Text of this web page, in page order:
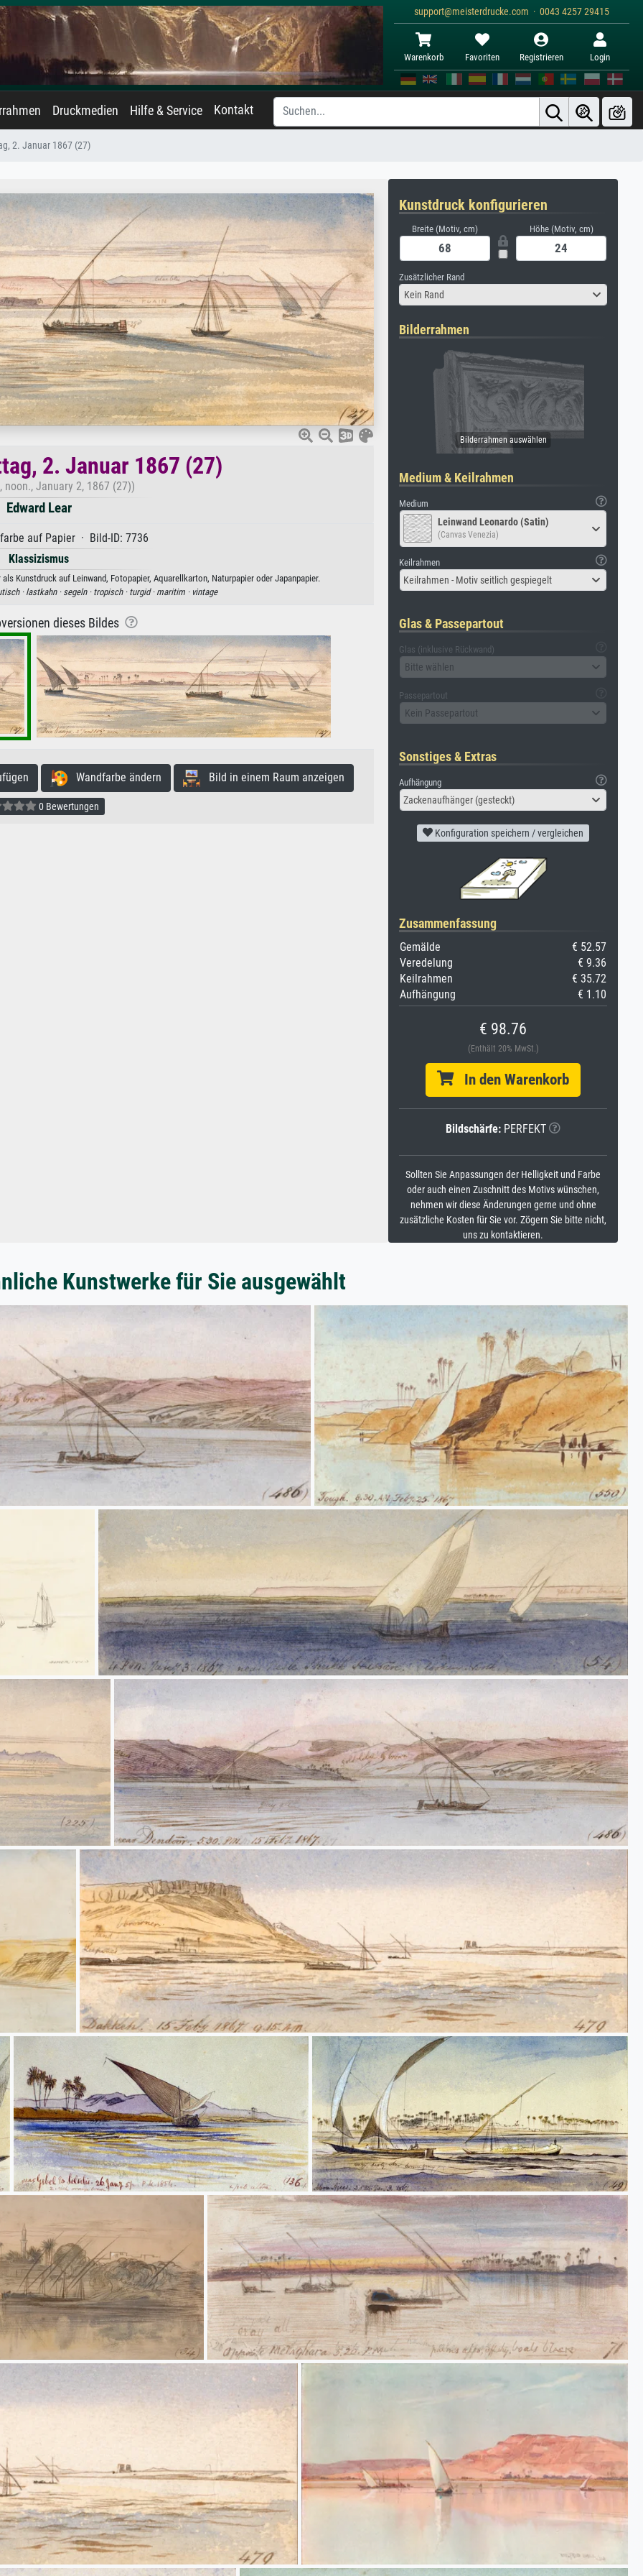
support@meisterdrucke.com · 0043 4257 29415
Warenkorb Favoriten Registrieren Login
Druckmedien Hilfe & Service Kontakt
2. Januar 1867 (27)
2. Januar 1867 (27)
noon., January 2, 1867 (27))
Edward Lear
auf Papier · Bild-ID: 7736
Klassizismus
Kunstdruck auf Leinwand, Fotopapier, Aquarellkarton, Naturpapier oder Japanpapier.
· lastkahn · segeln · tropisch · turgid · maritim · vintage
dieses Bildes
Wandfarbe ändern Bild in einem Raum anzeigen
0 Bewertungen
Kunstdruck konfigurieren
Breite (Motiv, cm) Höhe (Motiv, cm)
Zusätzlicher Rand
Kein Rand
Bilderrahmen
Medium & Keilrahmen
Medium
Leinwand Leonardo (Satin)
(Canvas Venezia)
Keilrahmen
Keilrahmen - Motiv seitlich gespiegelt
Glas & Passepartout
Glas (inklusive Rückwand)
Bitte wählen
Passepartout
Kein Passepartout
Sonstiges & Extras
Aufhängung
Zackenaufhänger (gesteckt)
Konfiguration speichern / vergleichen
Zusammenfassung
Gemälde
€ 52.57
Veredelung
€ 9.36
Keilrahmen
€ 35.72
Aufhängung
€ 1.10
€ 98.76
(Enthält 20% MwSt.)
In den Warenkorb
Bildschärfe: PERFEKT
Sollten Sie Anpassungen der Helligkeit und Farbe
oder auch einen Zuschnitt des Motivs wünschen,
nehmen wir diese Änderungen gerne und ohne
zusätzliche Kosten für Sie vor. Zögern Sie bitte nicht,
uns zu kontaktieren.
Kunstwerke für Sie ausgewählt